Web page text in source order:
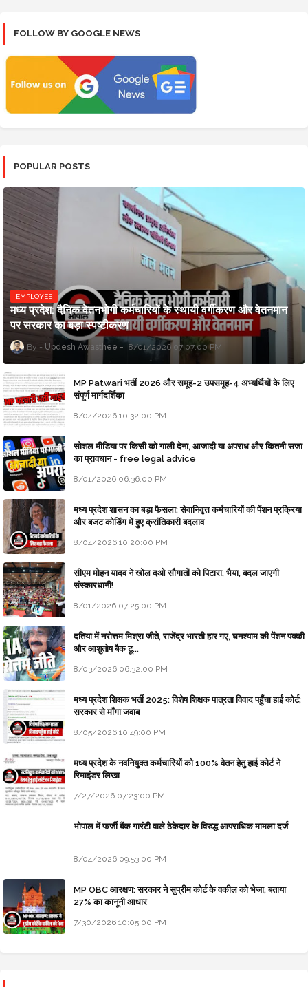
FOLLOW BY GOOGLE NEWS
POPULAR POSTS
EMPLOYEE
मध्य प्रदेश: दैनिक वेतनभोगी कर्मचारियों के स्थायी वर्गीकरण और वेतनमान
पर सरकार का बड़ा स्पष्टीकरण
Updesh Awasthee 8/01/2026 07:07:00 PM
MP Patwari भर्ती 2026 और समूह-2 उपसमूह-4 अभ्यर्थियों के लिए
संपूर्ण मार्गदर्शिका
8/04/2026 10:32:00 PM
सोशल मीडिया पर किसी को गाली देना, आजादी या अपराध और कितनी सजा
का प्रावधान - free legal advice
8/01/2026 06:36:00 PM
मध्य प्रदेश शासन का बड़ा फैसला: सेवानिवृत्त कर्मचारियों की पेंशन प्रक्रिया
और बजट कोडिंग में हुए क्रांतिकारी बदलाव
8/04/2026 10:20:00 PM
सीएम मोहन यादव ने खोल दओ सौगातों को पिटारा, भैया, बदल जाएगी
संस्कारधानी!
8/01/2026 07:25:00 PM
दतिया में नरोत्तम मिश्रा जीते, राजेंद्र भारती हार गए, घनश्याम की पेंशन पक्की
और आशुतोष बैक टू...
8/03/2026 06:32:00 PM
मध्य प्रदेश शिक्षक भर्ती 2025: विशेष शिक्षक पात्रता विवाद पहुँचा हाई कोर्ट;
सरकार से माँगा जवाब
8/05/2026 10:49:00 PM
मध्य प्रदेश के नवनियुक्त कर्मचारियों को 100% वेतन हेतु हाई कोर्ट ने
रिमाइंडर लिखा
7/27/2026 07:23:00 PM
भोपाल में फर्जी बैंक गारंटी वाले ठेकेदार के विरुद्ध आपराधिक मामला दर्ज
8/04/2026 09:53:00 PM
MP OBC आरक्षण: सरकार ने सुप्रीम कोर्ट के वकील को भेजा, बताया
27% का कानूनी आधार
7/30/2026 10:05:00 PM